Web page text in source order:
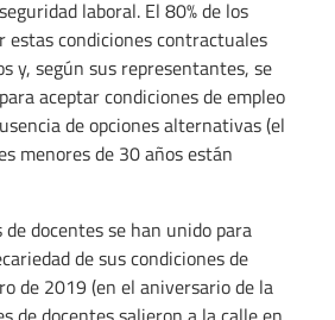
laboral. El 80% de los
estas condiciones contractuales
y, según sus representantes, se
aceptar condiciones de empleo
de opciones alternativas (el
menores de 30 años están
docentes se han unido para
de sus condiciones de
de 2019 (en el aniversario de la